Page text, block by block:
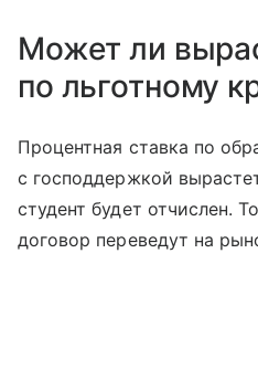
Может ли
по льготному
Процентная ставка по
с господдержкой
студент будет отчислен.
договор переведут на